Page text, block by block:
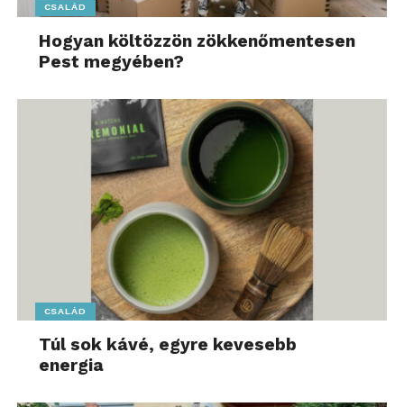
CSALÁD
Hogyan költözzön zökkenőmentesen
Pest megyében?
CSALÁD
Túl sok kávé, egyre kevesebb
energia